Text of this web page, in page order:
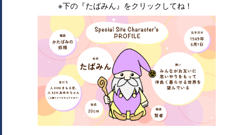
※下の『たばみん』をクリックしてね！